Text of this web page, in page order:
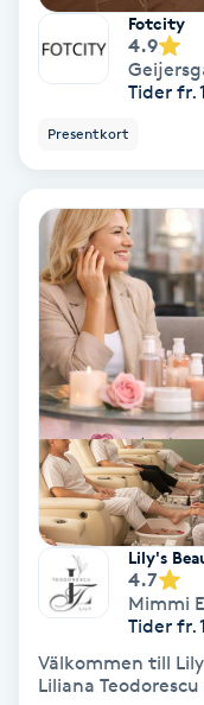
Hot yoga
Hudföryngring
Hudvård
Hyaluronsyra
Hyperhidros
Hypnos
Hårborttagning
Hårbottenbehandling
Hårförlängning
Fotcity
4.9
Tider fr.
Presentkort
Lily's
4.7
Mimmi
Tider fr.
Välkommen till
Liliana